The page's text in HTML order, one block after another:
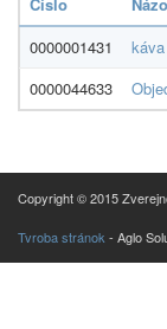
0000001431
káva
0000044633
Copyright © 2015
Tvroba stránok - Aglo